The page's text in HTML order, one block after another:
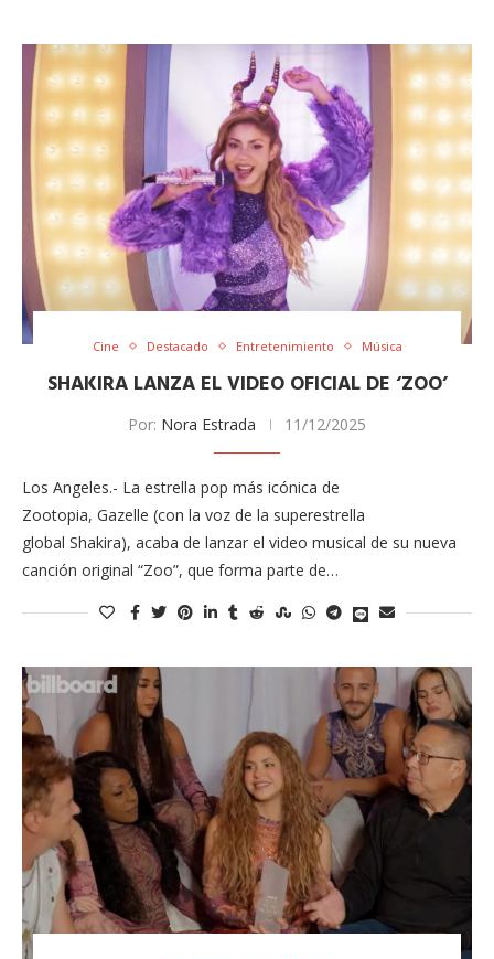
Cine Destacado Entretenimiento Música
SHAKIRA LANZA EL VIDEO OFICIAL DE ‘ZOO’
Por: Nora Estrada 11/12/2025
Los Angeles.- La estrella pop más icónica de
Zootopia, Gazelle (con la voz de la superestrella
global Shakira), acaba de lanzar el video musical de su nueva
canción original “Zoo”, que forma parte de…